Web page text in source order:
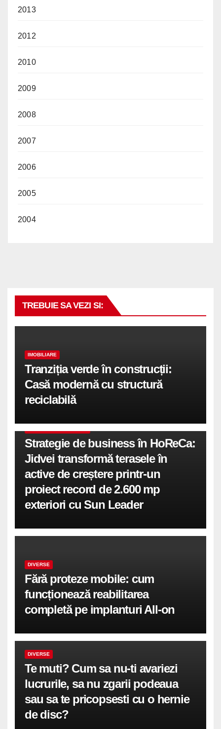
2013
2012
2010
2009
2008
2007
2006
2005
2004
TREBUIE SA VEZI SI:
IMOBILIARE
Tranziția verde în construcții:
Casă modernă cu structură
reciclabilă
Strategie de business în HoReCa:
Jidvei transformă terasele în
active de creștere printr-un
proiect record de 2.600 mp
exteriori cu Sun Leader
DIVERSE
Fără proteze mobile: cum
funcționează reabilitarea
completă pe implanturi All-on
DIVERSE
Te muti? Cum sa nu-ti avariezi
lucrurile, sa nu zgarii podeaua
sau sa te pricopsesti cu o hernie
de disc?